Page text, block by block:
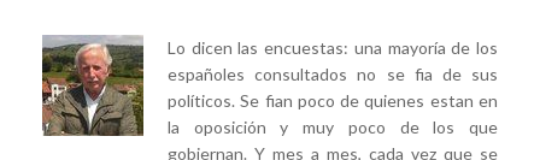
Lo dicen las encuestas: una mayoría de los
españoles consultados no se fia de sus
políticos. Se fian poco de quienes estan en
la oposición y muy poco de los que
gobiernan. Y mes a mes, cada vez que se